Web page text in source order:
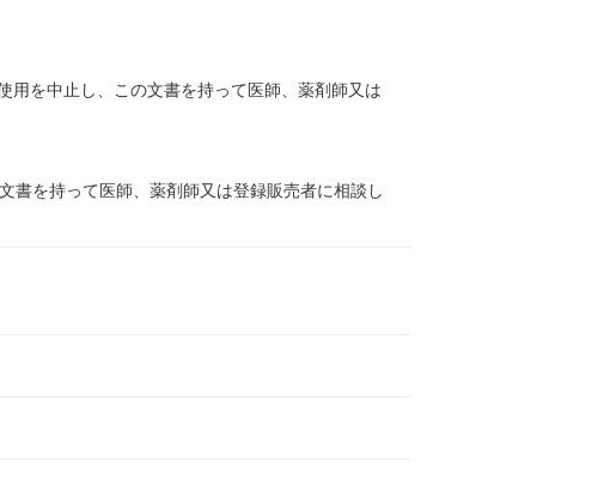
用を中止し、この文書を持って医師、薬剤師又は
書を持って医師、薬剤師又は登録販売者に相談し